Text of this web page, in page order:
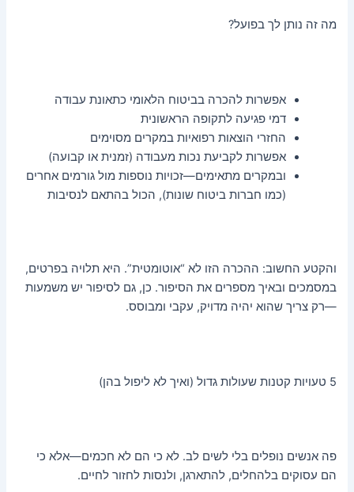
מה זה נותן לך בפועל?
אפשרות להכרה בביטוח הלאומי כתאונת עבודה
דמי פגיעה לתקופה הראשונית
החזרי הוצאות רפואיות במקרים מסוימים
אפשרות לקביעת נכות מעבודה (זמנית או קבועה)
ובמקרים מתאימים—זכויות נוספות מול גורמים אחרים
(כמו חברות ביטוח שונות), הכול בהתאם לנסיבות
והקטע החשוב: ההכרה הזו לא “אוטומטית”. היא תלויה בפרטים,
במסמכים ובאיך מספרים את הסיפור. כן, גם לסיפור יש משמעות
—רק צריך שהוא יהיה מדויק, עקבי ומבוסס.
5 טעויות קטנות שעולות גדול (ואיך לא ליפול בהן)
פה אנשים נופלים בלי לשים לב. לא כי הם לא חכמים—אלא כי
הם עסוקים בלהחלים, להתארגן, ולנסות לחזור לחיים.